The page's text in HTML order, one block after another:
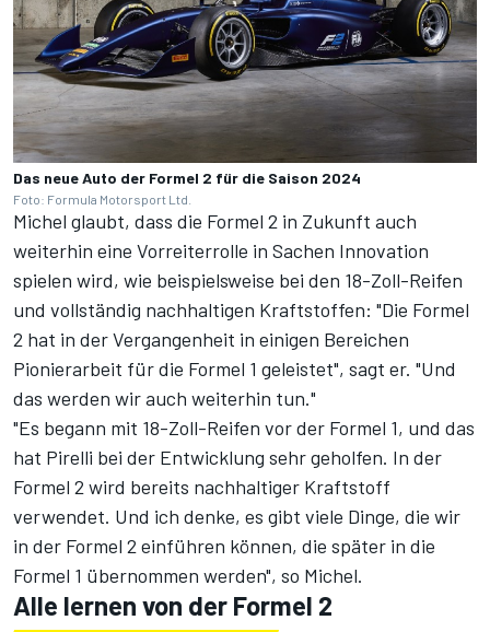
Das neue Auto der Formel 2 für die Saison 2024
Foto: Formula Motorsport Ltd.
Michel glaubt, dass die Formel 2 in Zukunft auch
weiterhin eine Vorreiterrolle in Sachen Innovation
spielen wird, wie beispielsweise bei den 18-Zoll-Reifen
und vollständig nachhaltigen Kraftstoffen: "Die Formel
2 hat in der Vergangenheit in einigen Bereichen
Pionierarbeit für die Formel 1 geleistet", sagt er. "Und
das werden wir auch weiterhin tun."
"Es begann mit 18-Zoll-Reifen vor der Formel 1, und das
hat Pirelli bei der Entwicklung sehr geholfen. In der
Formel 2 wird bereits nachhaltiger Kraftstoff
verwendet. Und ich denke, es gibt viele Dinge, die wir
in der Formel 2 einführen können, die später in die
Formel 1 übernommen werden", so Michel.
Alle lernen von der Formel 2